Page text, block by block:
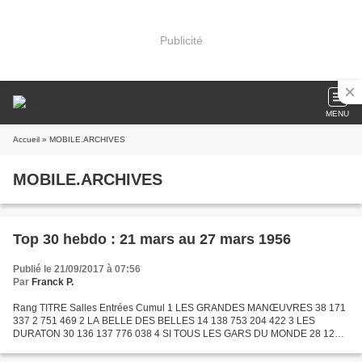
Publicité
MENU
Accueil » MOBILE.ARCHIVES
MOBILE.ARCHIVES
Top 30 hebdo : 21 mars au 27 mars 1956
Publié le 21/09/2017 à 07:56
Par Franck P.
Rang TITRE Salles Entrées Cumul 1 LES GRANDES MANŒUVRES 38 171
337 2 751 469 2 LA BELLE DES BELLES 14 138 753 204 422 3 LES
DURATON 30 136 137 776 038 4 SI TOUS LES GARS DU MONDE 28 123